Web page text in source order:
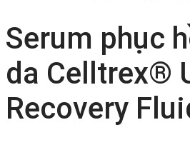
Serum phục
da Celltrex®
Recovery